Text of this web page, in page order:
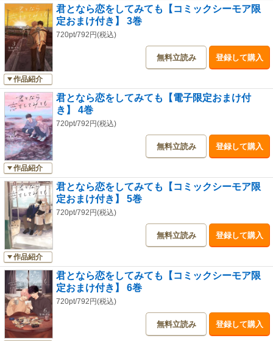
作品紹介
君となら恋をしてみても【コミックシーモア限
定おまけ付き】 3巻
720pt/792円(税込)
無料立読み 登録して購入
作品紹介
君となら恋をしてみても【電子限定おまけ付
き】 4巻
720pt/792円(税込)
無料立読み 登録して購入
作品紹介
君となら恋をしてみても【コミックシーモア限
定おまけ付き】 5巻
720pt/792円(税込)
無料立読み 登録して購入
君となら恋をしてみても【コミックシーモア限
定おまけ付き】 6巻
720pt/792円(税込)
無料立読み 登録して購入